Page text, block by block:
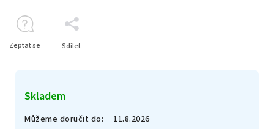
Skladem
Můžeme doručit do: 11.8.2026
Zeptat se Sdílet